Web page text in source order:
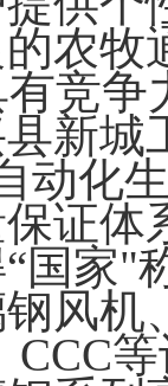
农
竞争
新城
动化
证体
国家"
风机
CCC